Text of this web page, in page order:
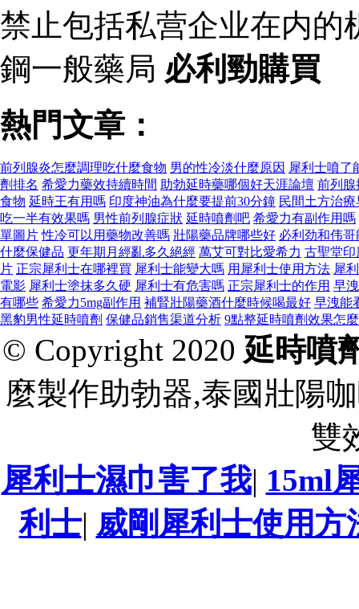
禁止包括私营企业在内的
鋼一般藥局 必利勁購買
熱門文章：
前列腺炎怎麼調理吃什麼食物 男的性冷淡什麼原因 犀利士噴了
劑排名 希愛力藥效持續時間 助勃延時藥哪個好天涯論壇 前列腺
食物 延時王有用嗎 印度神油為什麼要提前30分鐘 民間土方治
吃一半有效果嗎 男性前列腺症狀 延時噴劑吧 希愛力有副作用嗎
單圖片 性冷可以用藥物改善嗎 壯陽藥品牌哪些好 必利劲和伟
什麼保健品 更年期月經亂多久絕經 萬艾可對比愛希力 古聖堂印
片 正宗犀利士在哪裡買 犀利士能變大嗎 用犀利士使用方法 犀
電影 犀利士塗抹多久硬 犀利士有危害嗎 正宗犀利士的作用 早
有哪些 希愛力5mg副作用 補腎壯陽藥酒什麼時候喝最好 早洩能
黑豹男性延時噴劑 保健品銷售渠道分析 9點整延時噴劑效果怎
© Copyright 2020 延時噴
麼製作助勃器,泰國壯陽
雙
犀利士濕巾害了我| 15ml
利士| 威剛犀利士使用方